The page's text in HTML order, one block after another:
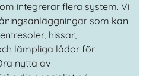
integrerar flera system. Vi
som kan
hissar,
lämpliga lådor för
nytta av